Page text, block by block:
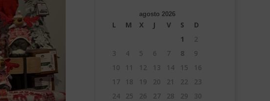
agosto 2026
L M X J V S
D
1
2
3
4 5 6 7 8
9
10
11 12 13 14 15
16
17
18 19 20 21 22
23
24
25 26 27 28 29
30